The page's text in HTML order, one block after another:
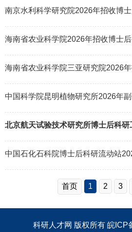
南京水利科学研究院2026年招收博
海南省农业科学院2026年招收博士
海南省农业科学院三亚研究院2026
北京航天试验技术研究所博士后科
中国石化石科院博士后科研流动站
首页 1 2 3
科研人才网 版权所有 皖ICP